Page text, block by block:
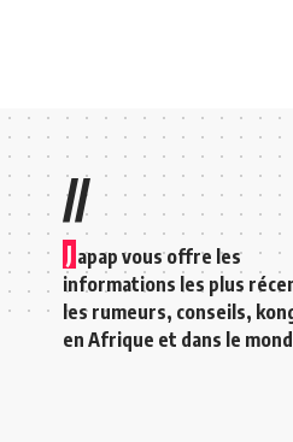
//
J apap vous offre les
informations les plus
les rumeurs, conseils,
en Afrique et dans le